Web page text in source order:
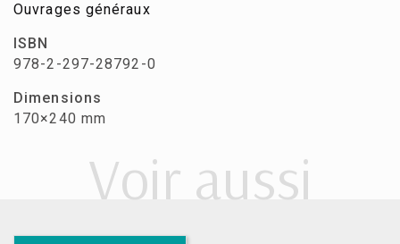
Ouvrages généraux
ISBN
978-2-297-28792-0
Dimensions
170×240 mm
Voir aussi